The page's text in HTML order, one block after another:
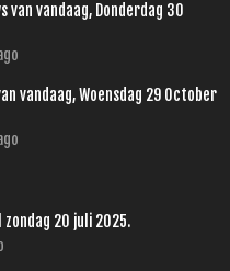
van vandaag, Donderdag 30
vandaag, Woensdag 29 October
20 juli 2025.